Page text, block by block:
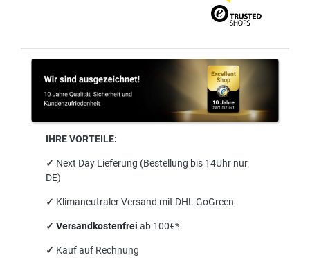
IHRE VORTEILE:
✓ Next Day Lieferung (Bestellung bis 14Uhr nur
DE)
✓ Klimaneutraler Versand mit DHL GoGreen
✓ Versandkostenfrei ab 100€*
✓ Kauf auf Rechnung